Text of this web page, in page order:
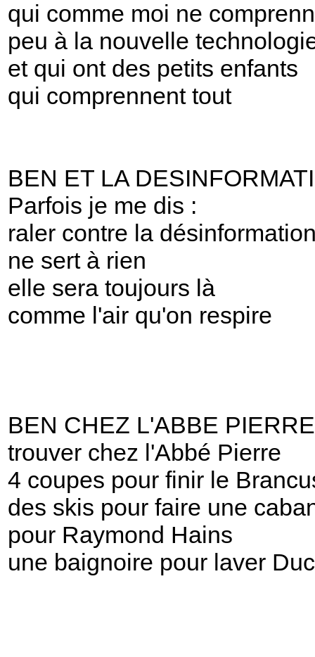
qui comme moi ne
peu à la nouvelle
et qui ont des petits enfants
qui comprennent tout
BEN ET LA
Parfois je me dis :
raler contre la
ne sert à rien
elle sera toujours là
comme l'air qu'on respire
BEN CHEZ L'ABBE PIERRE
trouver chez l'Abbé Pierre
4 coupes pour finir le
des skis pour faire une
pour Raymond Hains
une baignoire pour laver